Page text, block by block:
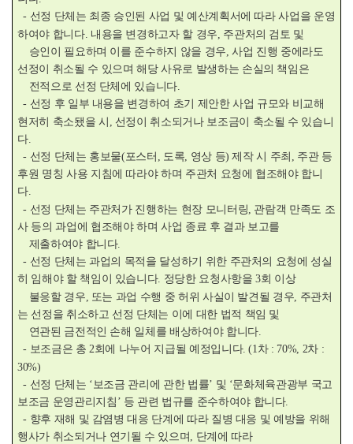
- 선정 단체는 최종 승인된 사업 및 예산계획서에 따라 사업을 운영
하여야 합니다. 내용을 변경하고자 할 경우, 주관처의 검토 및
승인이 필요하며 이를 준수하지 않을 경우, 사업 진행 중에라도
선정이 취소될 수 있으며 해당 사유로 발생하는 손실의 책임은
전적으로 선정 단체에 있습니다.
- 선정 후 일부 내용을 변경하여 초기 제안한 사업 규모와 비교해
현저히 축소됐을 시, 선정이 취소되거나 보조금이 축소될 수 있습니
다.
- 선정 단체는 홍보물(포스터, 도록, 영상 등) 제작 시 주최, 주관 등
후원 명칭 사용 지침에 따라야 하며 주관처 요청에 협조해야 합니
다.
- 선정 단체는 주관처가 진행하는 현장 모니터링, 관람객 만족도 조
사 등의 과업에 협조해야 하며 사업 종료 후 결과 보고를
제출하여야 합니다.
- 선정 단체는 과업의 목적을 달성하기 위한 주관처의 요청에 성실
히 임해야 할 책임이 있습니다. 정당한 요청사항을 3회 이상
불응할 경우, 또는 과업 수행 중 허위 사실이 발견될 경우, 주관처
는 선정을 취소하고 선정 단체는 이에 대한 법적 책임 및
연관된 금전적인 손해 일체를 배상하여야 합니다.
- 보조금은 총 2회에 나누어 지급될 예정입니다. (1차 : 70%, 2차 :
30%)
- 선정 단체는 ‘보조금 관리에 관한 법률’ 및 ‘문화체육관광부 국고
보조금 운영관리지침’ 등 관련 법규를 준수하여야 합니다.
- 향후 재해 및 감염병 대응 단계에 따라 질병 대응 및 예방을 위해
행사가 취소되거나 연기될 수 있으며, 단계에 따라